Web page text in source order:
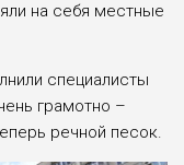
на себя местные
специалисты
грамотно –
речной песок.